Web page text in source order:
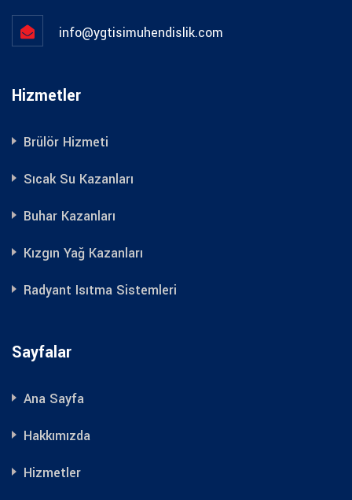
info@ygtisimuhendislik.com
Hizmetler
Brülör Hizmeti
Sıcak Su Kazanları
Buhar Kazanları
Kızgın Yağ Kazanları
Radyant Isıtma Sistemleri
Sayfalar
Ana Sayfa
Hakkımızda
Hizmetler